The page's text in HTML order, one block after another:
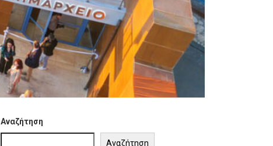
Αναζήτηση
Αναζήτηση